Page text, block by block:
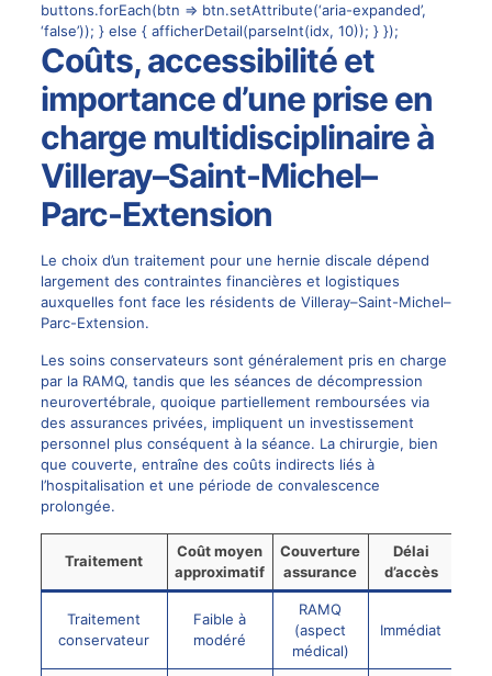
buttons.forEach(btn => btn.setAttribute(‘aria-expanded’,
‘false’)); } else { afficherDetail(parseInt(idx, 10)); } });
Coûts, accessibilité et
importance d’une prise en
charge multidisciplinaire à
Villeray–Saint-Michel–
Parc-Extension
Le choix d’un traitement pour une hernie discale dépend
largement des contraintes financières et logistiques
auxquelles font face les résidents de Villeray–Saint-Michel–
Parc-Extension.
Les soins conservateurs sont généralement pris en charge
par la RAMQ, tandis que les séances de décompression
neurovertébrale, quoique partiellement remboursées via
des assurances privées, impliquent un investissement
personnel plus conséquent à la séance. La chirurgie, bien
que couverte, entraîne des coûts indirects liés à
l’hospitalisation et une période de convalescence
prolongée.
Traitement
Coût moyen
approximatif
Couverture
assurance
Délai
d’accès
Traitement
conservateur
Faible à
modéré
RAMQ
(aspect
médical)
Immédiat